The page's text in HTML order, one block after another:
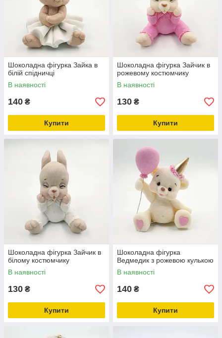
Шоколадна фігурка Зайка в
білій спідничці
В наявності
140 ₴
Купити
Шоколадна фігурка Зайчик в
рожевому костюмчику
В наявності
130 ₴
Купити
Шоколадна фігурка Зайчик в
білому костюмчику
В наявності
130 ₴
Купити
Шоколадна фігурка
Ведмедик з рожевою кулькою
В наявності
140 ₴
Купити